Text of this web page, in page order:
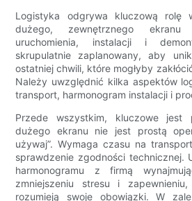
Logistyka odgrywa kluczową rolę
dużego, zewnętrznego ekranu
uruchomienia, instalacji i
skrupulatnie zaplanowany, aby
ostatniej chwili, które mogłyby
Należy uwzględnić kilka aspektów
transport, harmonogram instalacji i
Przede wszystkim, kluczowe jest
dużego ekranu nie jest prostą
używaj”. Wymaga czasu na
sprawdzenie zgodności technicznej.
harmonogramu z firmą
zmniejszeniu stresu i
rozumieją swoje obowiązki. W